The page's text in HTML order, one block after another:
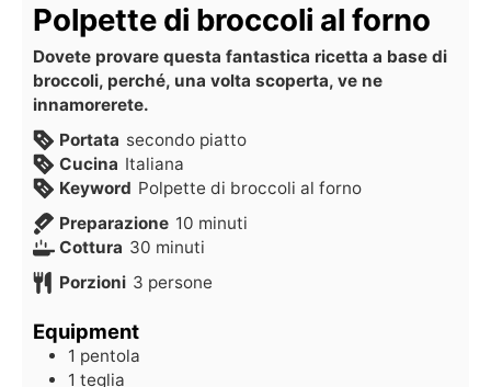
Polpette di broccoli al forno
Dovete provare questa fantastica ricetta a base di
broccoli, perché, una volta scoperta, ve ne
innamorerete.
Portata secondo piatto
Cucina Italiana
Keyword Polpette di broccoli al forno
Preparazione 10 minuti
Cottura 30 minuti
Porzioni 3 persone
Equipment
1 pentola
1 teglia